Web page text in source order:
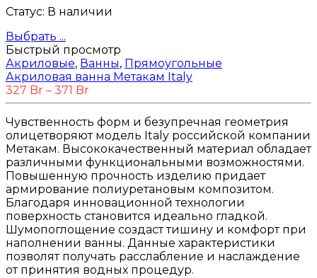
Статус: В наличии
Выбрать ...
Быстрый просмотр
Акриловые, Ванны, Прямоугольные
Акриловая ванна Метакам Italy
327 Br – 371 Br
Чувственность форм и безупречная геометрия
олицетворяют модель Italy российской компании
Метакам. Высококачественный материал обладает
различными функциональными возможностями.
Повышенную прочность изделию придает
армирование полиуретановым композитом.
Благодаря инновационной технологии
поверхность становится идеально гладкой.
Шумопоглощение создаст тишину и комфорт при
наполнении ванны. Данные характеристики
позволят получать расслабление и наслаждение
от принятия водных процедур.